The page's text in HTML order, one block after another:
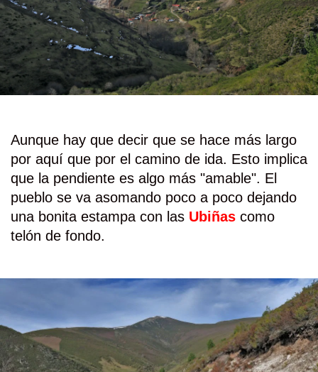
Aunque hay que decir que se hace más largo
por aquí que por el camino de ida. Esto implica
que la pendiente es algo más "amable". El
pueblo se va asomando poco a poco dejando
una bonita estampa con las Ubiñas como
telón de fondo.